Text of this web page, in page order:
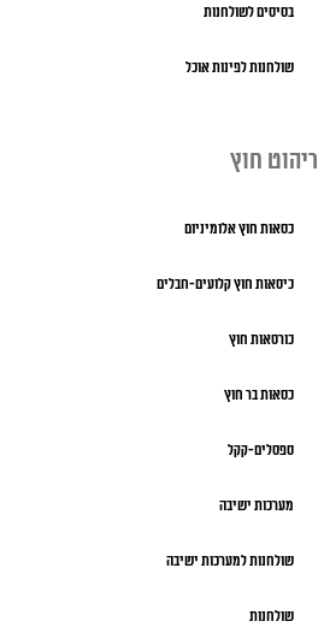
בסיסים לשולחנות
שולחנות לפינות אוכל
ריהוט חוץ
כסאות חוץ אלומיניום
כיסאות חוץ קלועים-חבלים
כורסאות חוץ
כסאות בר חוץ
ספסלים-קקל
מערכות ישיבה
שולחנות למערכות ישיבה
שולחנות